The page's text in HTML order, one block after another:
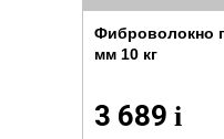
Фиброволокно
мм 10 кг
3 689 i